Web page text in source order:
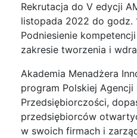
Rekrutacja do V edycji
listopada 2022 do godz.
Podniesienie
zakresie tworzenia i
Akademia Menadżera
program Polskiej Agencji
Przedsiębiorczości,
przedsiębiorców
w swoich firmach i